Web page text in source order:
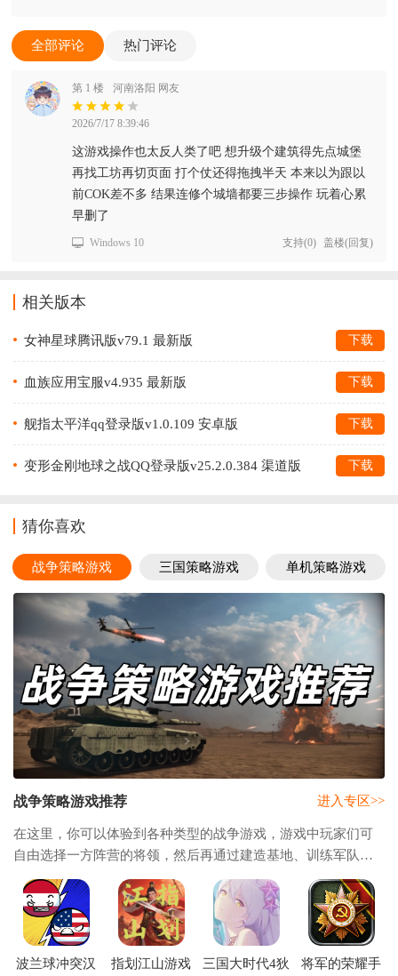
全部评论 热门评论
第 1 楼 河南洛阳 网友
2026/7/17 8:39:46
这游戏操作也太反人类了吧 想升级个建筑得先点城堡
再找工坊再切页面 打个仗还得拖拽半天 本来以为跟以
前COK差不多 结果连修个城墙都要三步操作 玩着心累
早删了
Windows 10 支持(0) 盖楼(回复)
相关版本
女神星球腾讯版v79.1 最新版 下载
血族应用宝服v4.935 最新版 下载
舰指太平洋qq登录版v1.0.109 安卓版 下载
变形金刚地球之战QQ登录版v25.2.0.384 渠道版 下载
猜你喜欢
战争策略游戏 三国策略游戏 单机策略游戏
战争策略游戏推荐
在这里，你可以体验到各种类型的战争游戏，游戏中玩家们可
自由选择一方阵营的将领，然后再通过建造基地、训练军队、
收集物资等操作来壮大自方的队伍，最后在根据战场的形势变
化来进行策略布局，感受战争的魅力，快来
进入专区>>
波兰球冲突汉
指划江山游戏
三国大时代4狄
将军的荣耀手